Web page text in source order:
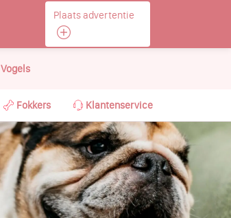
Plaats advertentie
Vogels
Fokkers Klantenservice